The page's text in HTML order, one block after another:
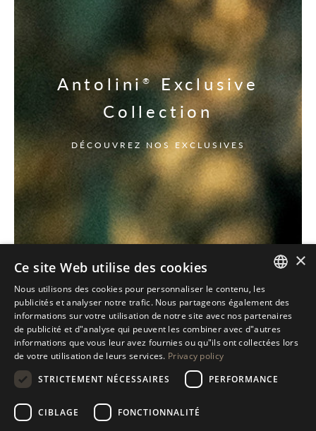
Antolini® Exclusive
Collection
DÉCOUVREZ NOS EXCLUSIVES
ITALIAN
ENGLISH
SPANISH
×
Ce site Web utilise des cookies
Nous utilisons des cookies pour personnaliser le contenu, les
publicités et analyser notre trafic. Nous partageons également des
informations sur votre utilisation de notre site avec nos partenaires
de publicité et d"analyse qui peuvent les combiner avec d"autres
informations que vous leur avez fournies ou qu"ils ont collectées lors
de votre utilisation de leurs services. Privacy policy
STRICTEMENT NÉCESSAIRES
PERFORMANCE
CIBLAGE FONCTIONNALITÉ